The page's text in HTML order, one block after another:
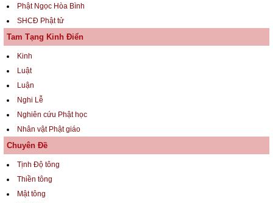
Phật Ngọc Hòa Bình
SHCĐ Phật tử
Tam Tạng Kinh Điển
Kinh
Luật
Luận
Nghi Lễ
Nghiên cứu Phật học
Nhân vật Phật giáo
Chuyên Đề
Tịnh Độ tông
Thiền tông
Mật tông